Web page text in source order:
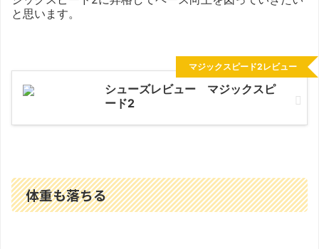
と思います。
シューズレビュー マジックスピ
ード2
マジックスピード2レビュー
体重も落ちる